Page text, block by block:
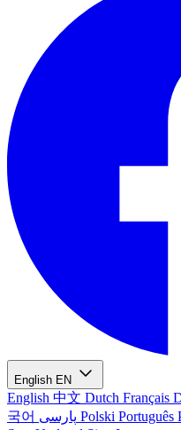
English EN
English 中文 Dutch Français
국어
Polski Português